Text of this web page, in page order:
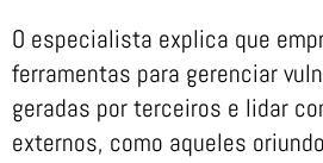
O especialista explica que
ferramentas para gerenciar
geradas por terceiros e lidar
externos, como aqueles